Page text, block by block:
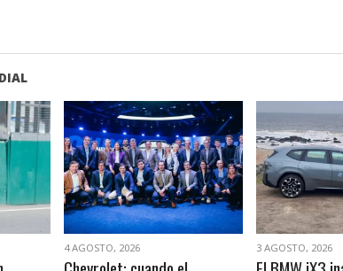
VER NOTA
4 AGOSTO, 2026 3 AGOSTO, 2026